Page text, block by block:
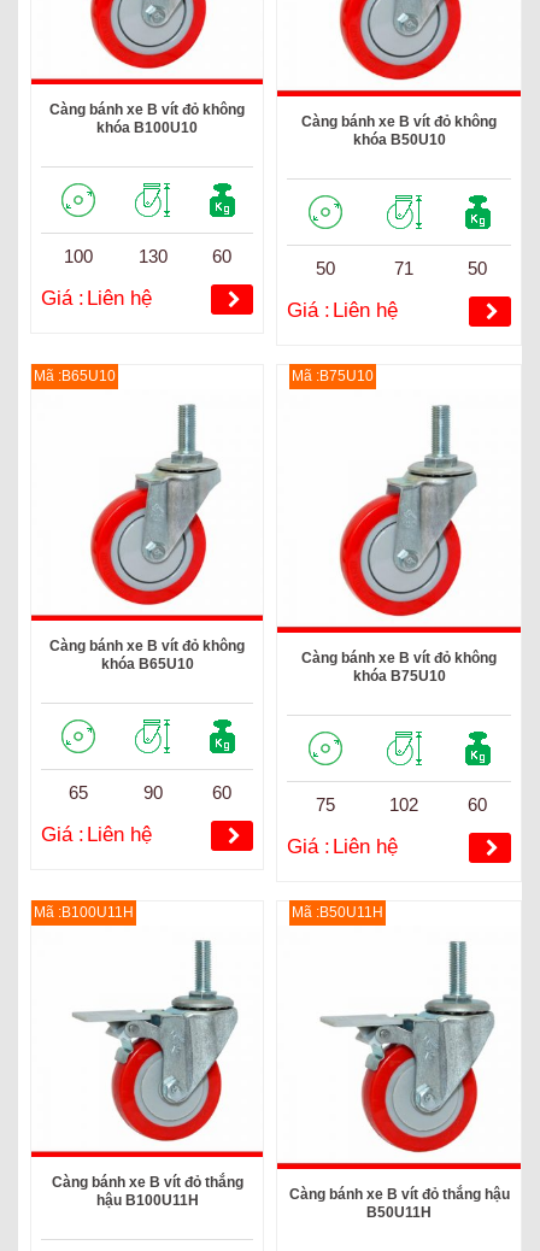
Càng bánh xe B vít đỏ không
khóa B100U10
100 130 60
Giá : Liên hệ
Càng bánh xe B vít đỏ không
khóa B50U10
50 71 50
Giá : Liên hệ
Mã :B65U10
Càng bánh xe B vít đỏ không
khóa B65U10
65 90 60
Giá : Liên hệ
Mã :B75U10
Càng bánh xe B vít đỏ không
khóa B75U10
75 102 60
Giá : Liên hệ
Mã :B100U11H
Càng bánh xe B vít đỏ thắng
hậu B100U11H
Mã :B50U11H
Càng bánh xe B vít đỏ thắng hậu
B50U11H